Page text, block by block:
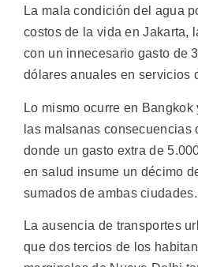
La mala condición del agua
costos de la vida en Jakarta,
con un innecesario gasto de
dólares anuales en servicios
Lo mismo ocurre en
las malsanas consecuencias
donde un gasto extra de
en salud insume un décimo
sumados de ambas ciudades.
La ausencia de transportes
que dos tercios de los